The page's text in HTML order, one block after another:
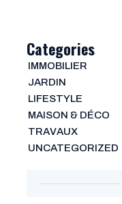
Categories
IMMOBILIER
JARDIN
LIFESTYLE
MAISON & DÉCO
TRAVAUX
UNCATEGORIZED